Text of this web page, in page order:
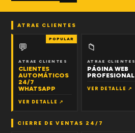
ATRAE CLIENTES
POPULAR
💬
ATRAE CLIENTES
CLIENTES
AUTOMÁTICOS
24/7
WHATSAPP
VER DETALLE ↗
📁
ATRAE CLIENTES
PÁGINA WEB
PROFESIONAL
VER DETALLE ↗
CIERRE DE VENTAS 24/7